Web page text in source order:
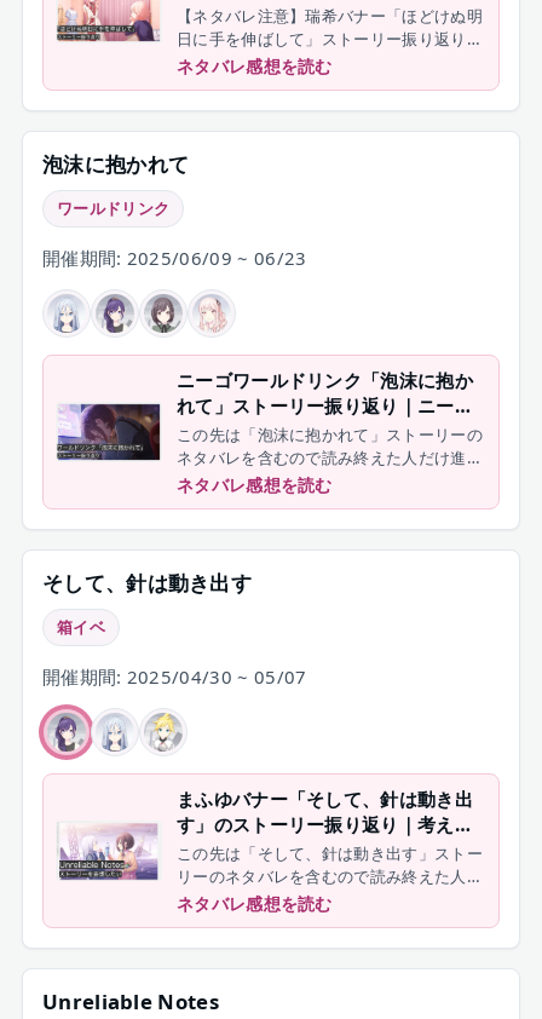
ー振り返り｜「好き」を守る夢への
第一歩
【ネタバレ注意】瑞希バナー「ほどけぬ明
日に手を伸ばして」ストーリー振り返り｜
「好き」を守る夢への第一歩
ネタバレ感想を読む
泡沫に抱かれて
ワールドリンク
開催期間: 2025/06/09 ~ 06/23
ニーゴワールドリンク「泡沫に抱か
れて」ストーリー振り返り｜ニーゴ
が生まれなかった世界の話
この先は「泡沫に抱かれて」ストーリーの
ネタバレを含むので読み終えた人だけ進ん
で下さい
ネタバレ感想を読む
そして、針は動き出す
箱イベ
開催期間: 2025/04/30 ~ 05/07
まふゆバナー「そして、針は動き出
す」のストーリー振り返り｜考えう
る限り最悪のすれ違い
この先は「そして、針は動き出す」ストー
リーのネタバレを含むので読み終えた人だ
け進んで下さい
ネタバレ感想を読む
Unreliable Notes